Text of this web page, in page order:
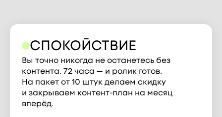
СПОКОЙСТВИЕ
Вы точно никогда не останетесь без
контента. 72 часа — и ролик готов.
На пакет от 10 штук делаем скидку
и закрываем контент-план на месяц
вперёд.